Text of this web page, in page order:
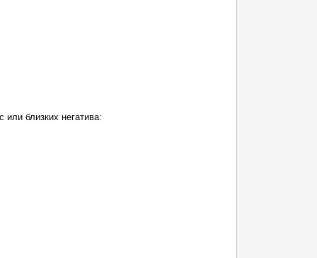
или близких негатива: